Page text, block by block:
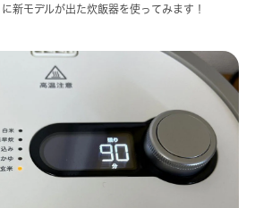
新モデルが出た炊飯器を使ってみます！